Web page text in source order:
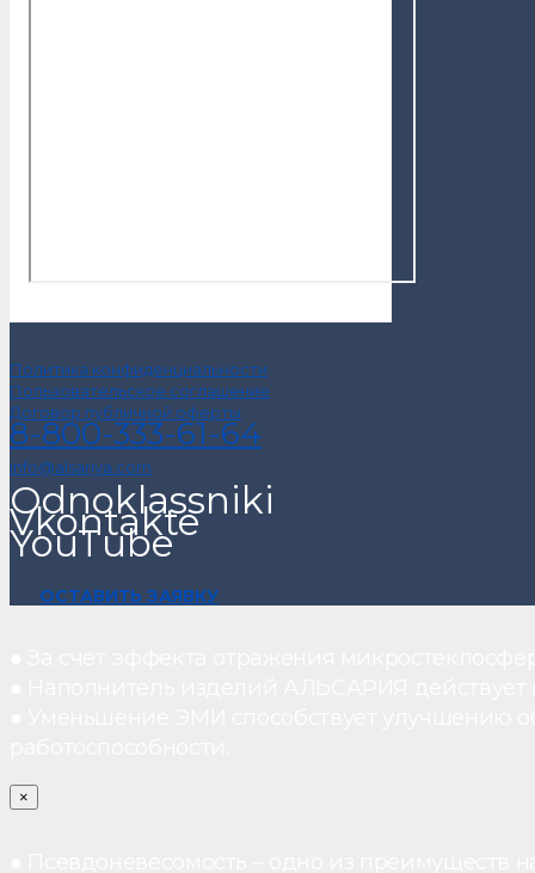
Политика конфиденциальности
Пользовательское соглашение
Договор публичной оферты
8-800-333-61-64
info@alsariya.com
Odnoklassniki
Vkontakte
YouTube
ОСТАВИТЬ ЗАЯВКУ
×